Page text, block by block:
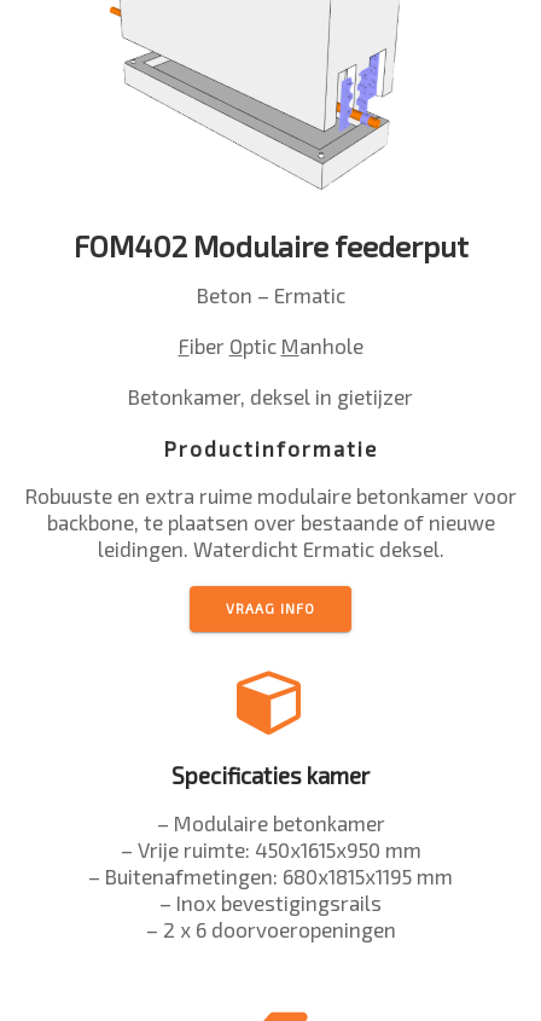
FOM402 Modulaire feederput
Beton – Ermatic
Fiber Optic Manhole
Betonkamer, deksel in gietijzer
Productinformatie
Robuuste en extra ruime modulaire betonkamer voor
backbone, te plaatsen over bestaande of nieuwe
leidingen. Waterdicht Ermatic deksel.
VRAAG INFO
Specificaties kamer
– Modulaire betonkamer
– Vrije ruimte: 450x1615x950 mm
– Buitenafmetingen: 680x1815x1195 mm
– Inox bevestigingsrails
– 2 x 6 doorvoeropeningen